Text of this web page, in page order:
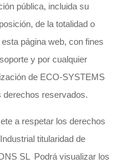
pública, incluida su
de la totalidad o
página web, con fines
y por cualquier
de ECO-SYSTEMS
derechos reservados.
a respetar los derechos
titularidad de
SL Podrá visualizar los